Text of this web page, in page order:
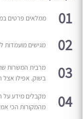
01 ממלאים פרטים
02 מגישים מועמדות
03
מרבית המשרות
בשוק. אפילו אצל
04
מקבלים מידע
מהמקורות הכי